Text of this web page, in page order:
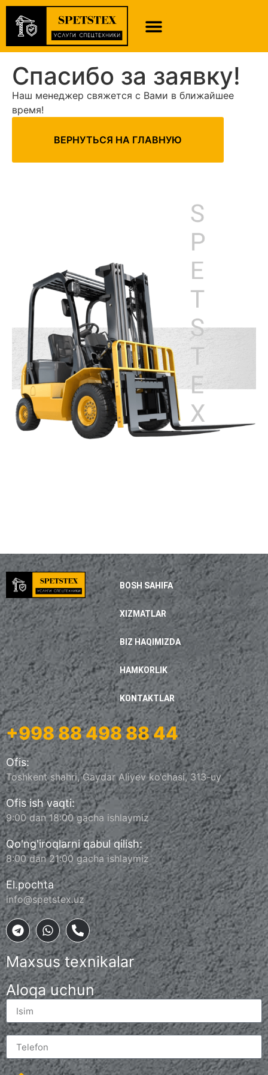
Спасибо за заявку!
Наш менеджер свяжется с Вами в ближайшее
время!
ВЕРНУТЬСЯ НА ГЛАВНУЮ
BOSH SAHIFA
XIZMATLAR
BIZ HAQIMIZDA
HAMKORLIK
KONTAKTLAR
+998 88 498 88 44
Ofis:
Toshkent shahri, Gaydar Aliyev ko‘chasi, 313-uy
Ofis ish vaqti:
9:00 dan 18:00 gacha ishlaymiz
Qo'ng'iroqlarni qabul qilish:
8:00 dan 21:00 gacha ishlaymiz
El.pochta
info@spetstex.uz
Maxsus texnikalar
Aloqa uchun